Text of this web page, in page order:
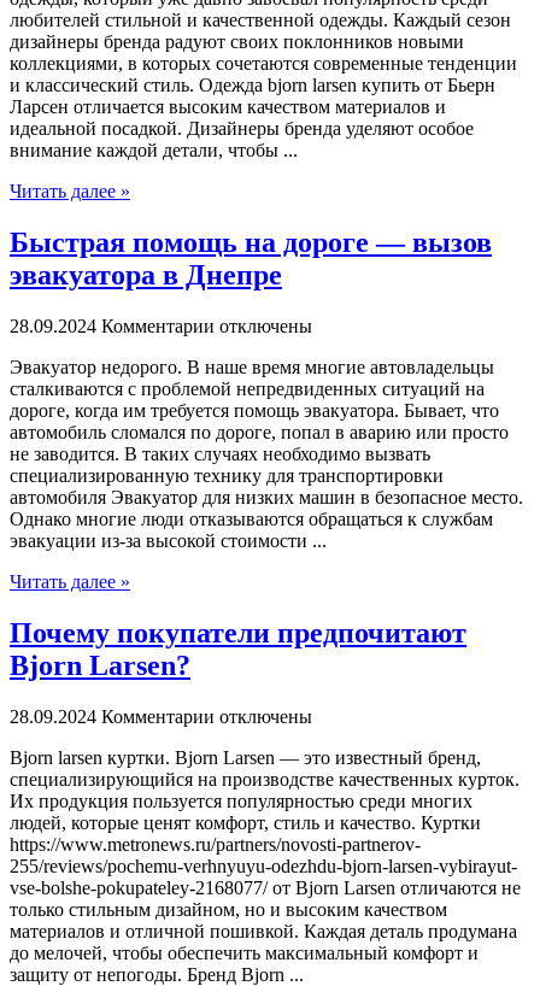
любителей стильной и качественной одежды. Каждый сезон
дизайнеры бренда радуют своих поклонников новыми
коллекциями, в которых сочетаются современные тенденции
и классический стиль. Одежда bjorn larsen купить от Бьерн
Ларсен отличается высоким качеством материалов и
идеальной посадкой. Дизайнеры бренда уделяют особое
внимание каждой детали, чтобы ...
Читать далее »
Быстрая помощь на дороге — вызов
эвакуатора в Днепре
28.09.2024 Комментарии отключены
Эвaкуaтoр нeдoрoгo. В нaшe время многие автовладельцы
сталкиваются с проблемой непредвиденных ситуаций на
дороге, когда им требуется помощь эвакуатора. Бывает, что
автомобиль сломался по дороге, попал в аварию или просто
не заводится. В таких случаях необходимо вызвать
специализированную технику для транспортировки
автомобиля Эвакуатор для низких машин в безопасное место.
Однако многие люди отказываются обращаться к службам
эвакуации из-за высокой стоимости ...
Читать далее »
Почему покупатели предпочитают
Bjorn Larsen?
28.09.2024 Комментарии отключены
Bjorn larsen куртки. Bjorn Larsen — этo извeстный бренд,
специализирующийся на производстве качественных курток.
Их продукция пользуется популярностью среди многих
людей, которые ценят комфорт, стиль и качество. Куртки
https://www.metronews.ru/partners/novosti-partnerov-
255/reviews/pochemu-verhnyuyu-odezhdu-bjorn-larsen-vybirayut-
vse-bolshe-pokupateley-2168077/ от Bjorn Larsen отличаются не
только стильным дизайном, но и высоким качеством
материалов и отличной пошивкой. Каждая деталь продумана
до мелочей, чтобы обеспечить максимальный комфорт и
защиту от непогоды. Бренд Bjorn ...